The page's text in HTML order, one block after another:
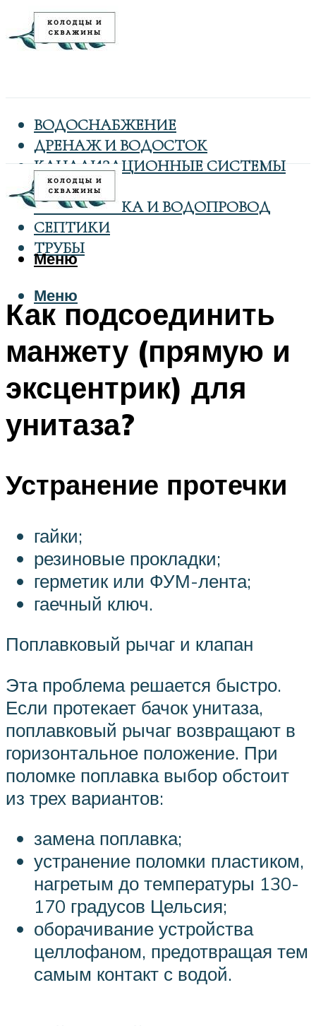
ВОДОСНАБЖЕНИЕ
ДРЕНАЖ И ВОДОСТОК
КАНАЛИЗАЦИОННЫЕ СИСТЕМЫ
КОЛОДЦЫ
САНТЕХНИКА И ВОДОПРОВОД
СЕПТИКИ
ТРУБЫ
Меню
Меню
Как подсоединить
манжету (прямую и
эксцентрик) для
унитаза?
Устранение протечки
гайки;
резиновые прокладки;
герметик или ФУМ-лента;
гаечный ключ.
Поплавковый рычаг и клапан
Эта проблема решается быстро.
Если протекает бачок унитаза,
поплавковый рычаг возвращают в
горизонтальное положение. При
поломке поплавка выбор обстоит
из трех вариантов:
замена поплавка;
устранение поломки пластиком,
нагретым до температуры 130-
170 градусов Цельсия;
оборачивание устройства
целлофаном, предотвращая тем
самым контакт с водой.